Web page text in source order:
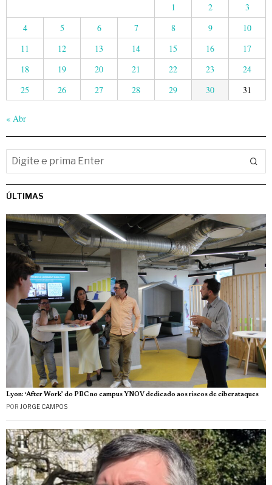
1 2
3
4
5 6 7 8 9
10
11
12 13 14 15 16
17
18
19 20 21 22 23
24
25
26 27 28 29 30 31
« Abr
ÚLTIMAS
Lyon: ‘After Work’ do PBC no campus YNOV dedicado aos riscos de ciberataques
POR JORGE CAMPOS